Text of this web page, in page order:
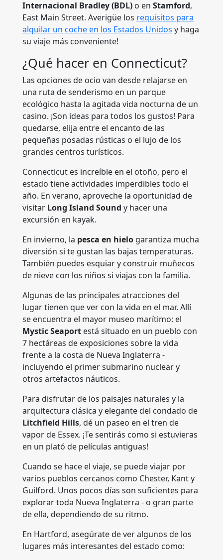
Internacional Bradley (BDL) o en Stamford,
East Main Street. Averigüe los requisitos para
alquilar un coche en los Estados Unidos y haga
su viaje más conveniente!
¿Qué hacer en Connecticut?
Las opciones de ocio van desde relajarse en
una ruta de senderismo en un parque
ecológico hasta la agitada vida nocturna de un
casino. ¡Son ideas para todos los gustos! Para
quedarse, elija entre el encanto de las
pequeñas posadas rústicas o el lujo de los
grandes centros turísticos.
Connecticut es increíble en el otoño, pero el
estado tiene actividades imperdibles todo el
año. En verano, aproveche la oportunidad de
visitar Long Island Sound y hacer una
excursión en kayak.
En invierno, la pesca en hielo garantiza mucha
diversión si te gustan las bajas temperaturas.
También puedes esquiar y construir muñecos
de nieve con los niños si viajas con la familia.
Algunas de las principales atracciones del
lugar tienen que ver con la vida en el mar. Allí
se encuentra el mayor museo marítimo: el
Mystic Seaport está situado en un pueblo con
7 hectáreas de exposiciones sobre la vida
frente a la costa de Nueva Inglaterra -
incluyendo el primer submarino nuclear y
otros artefactos náuticos.
Para disfrutar de los paisajes naturales y la
arquitectura clásica y elegante del condado de
Litchfield Hills, dé un paseo en el tren de
vapor de Essex. ¡Te sentirás como si estuvieras
en un plató de películas antiguas!
Cuando se hace el viaje, se puede viajar por
varios pueblos cercanos como Chester, Kant y
Guilford. Unos pocos días son suficientes para
explorar toda Nueva Inglaterra - o gran parte
de ella, dependiendo de su ritmo.
En Hartford, asegúrate de ver algunos de los
lugares más interesantes del estado como: